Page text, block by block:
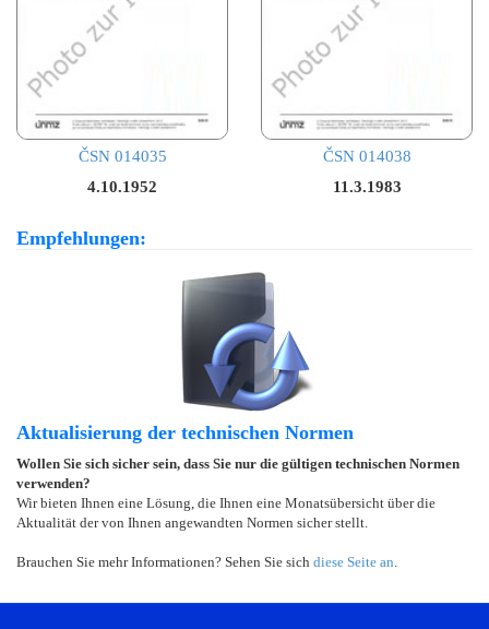
ČSN 014035
4.10.1952
ČSN 014038
11.3.1983
Empfehlungen:
Aktualisierung der technischen Normen
Wollen Sie sich sicher sein, dass Sie nur die gültigen technischen Normen
verwenden?
Wir bieten Ihnen eine Lösung, die Ihnen eine Monatsübersicht über die
Aktualität der von Ihnen angewandten Normen sicher stellt.
Brauchen Sie mehr Informationen? Sehen Sie sich diese Seite an